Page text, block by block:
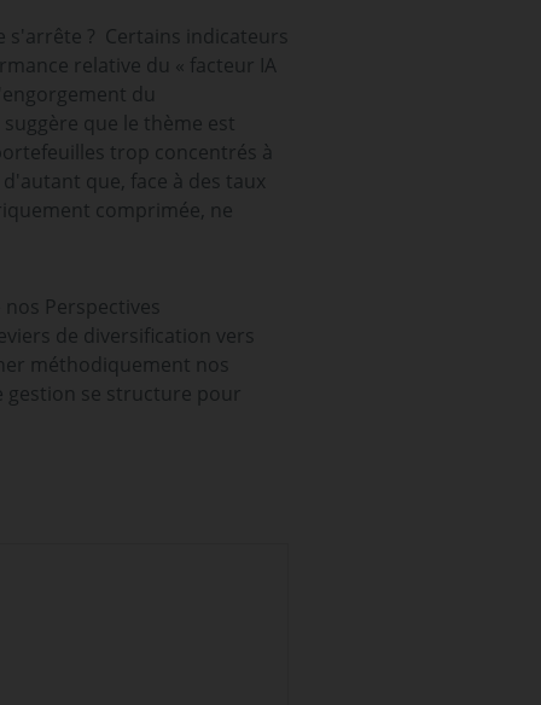
s'arrête ? Certains indicateurs
relative du « facteur IA
du
que le thème est
trop concentrés à
que, face à des taux
comprimée, ne
Perspectives
de diversification vers
méthodiquement nos
gestion se structure pour